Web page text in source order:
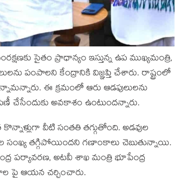
సైతం ప్రాధాన్యం ఇస్తున్న ఉప ముఖ్య‌మంత్రి,
పంపాల‌ని కేంద్రానికి విజ్ఞ‌ప్తి చేశారు. రాష్ట్రంలో
ఈ క్ర‌మంలో ఆరు ఆడ‌పులుల‌ను
చేసేందుకు అవ‌కాశం ఉంటుంద‌న్నారు.
వీటి సంత‌తి త‌గ్గుతోంది. అడ‌వుల
సంఖ్య త‌గ్గిపోయింద‌ని గణాంకాలు చెబుతున్నాయి.
ప‌ర్యావర‌ణ‌, అట‌వీ శాఖ మంత్రి భూపేంద్ర
పై ఆయ‌న చ‌ర్చించారు.